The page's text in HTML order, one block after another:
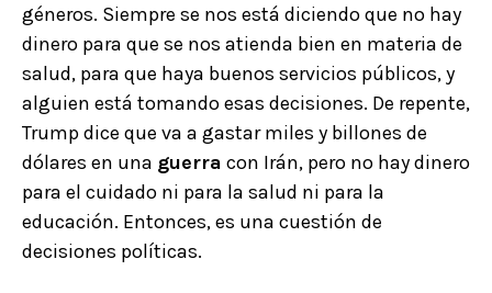
géneros. Siempre se nos está diciendo que no hay
dinero para que se nos atienda bien en materia de
salud, para que haya buenos servicios públicos, y
alguien está tomando esas decisiones. De repente,
Trump dice que va a gastar miles y billones de
dólares en una guerra con Irán, pero no hay dinero
para el cuidado ni para la salud ni para la
educación. Entonces, es una cuestión de
decisiones políticas.